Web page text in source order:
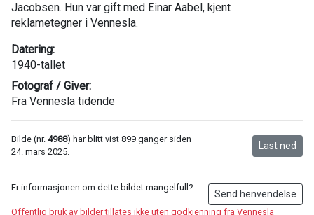
Jacobsen. Hun var gift med Einar Aabel, kjent
reklametegner i Vennesla.
Datering:
1940-tallet
Fotograf / Giver:
Fra Vennesla tidende
Last ned
Bilde (nr. 4988) har blitt vist 899 ganger siden
24. mars 2025.
Send henvendelse
Er informasjonen om dette bildet mangelfull?
Offentlig bruk av bilder tillates ikke uten godkjenning fra Vennesla